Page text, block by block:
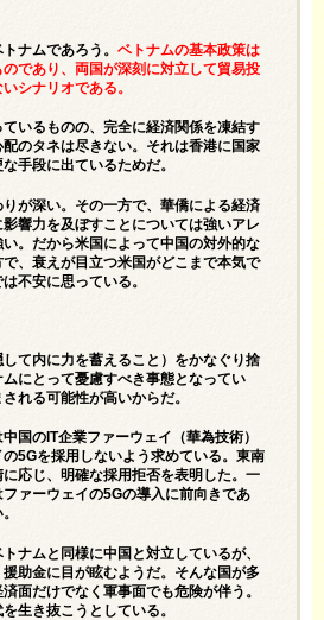
ナムであろう。ベトナムの基本政策は
であり、両国が深刻に対立して貿易投
シナリオである。
いるものの、完全に経済関係を凍結す
のタネは尽きない。それは香港に国家
手段に出ているためだ。
が深い。その一方で、華僑による経済
響力を及ぼすことについては強いアレ
。だから米国によって中国の対外的な
、衰えが目立つ米国がどこまで本気で
不安に思っている。
て内に力を蓄えること）をかなぐり捨
にとって憂慮すべき事態となってい
れる可能性が高いからだ。
国のIT企業ファーウェイ（華為技術）
5Gを採用しないよう求めている。東南
応じ、明確な採用拒否を表明した。一
ァーウェイの5Gの導入に前向きであ
ナムと同様に中国と対立しているが、
助金に目が眩むようだ。そんな国が多
面だけでなく軍事面でも危険が伴う。
生き抜こうとしている。